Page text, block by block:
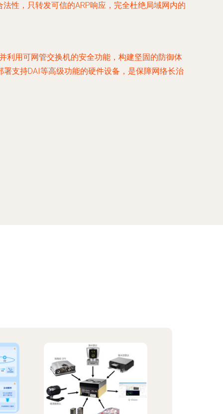
性，只转发可信的ARP响应，完全杜绝局域网内的
利用可网管交换机的安全功能 ，构建坚固的防御体
支持DAI等高级功能的硬件设备，是保障网络长治